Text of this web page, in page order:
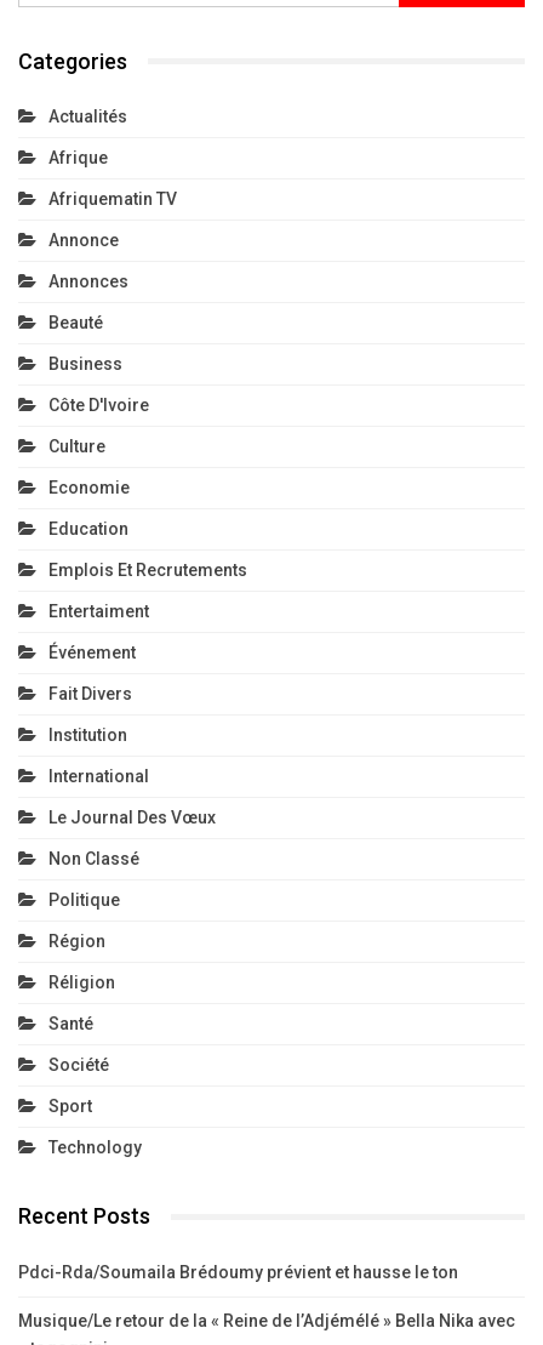
Categories
Actualités
Afrique
Afriquematin TV
Annonce
Annonces
Beauté
Business
Côte D'Ivoire
Culture
Economie
Education
Emplois Et Recrutements
Entertaiment
Événement
Fait Divers
Institution
International
Le Journal Des Vœux
Non Classé
Politique
Région
Réligion
Santé
Société
Sport
Technology
Recent Posts
Pdci-Rda/Soumaila Brédoumy prévient et hausse le ton
Musique/Le retour de la « Reine de l’Adjémélé » Bella Nika avec